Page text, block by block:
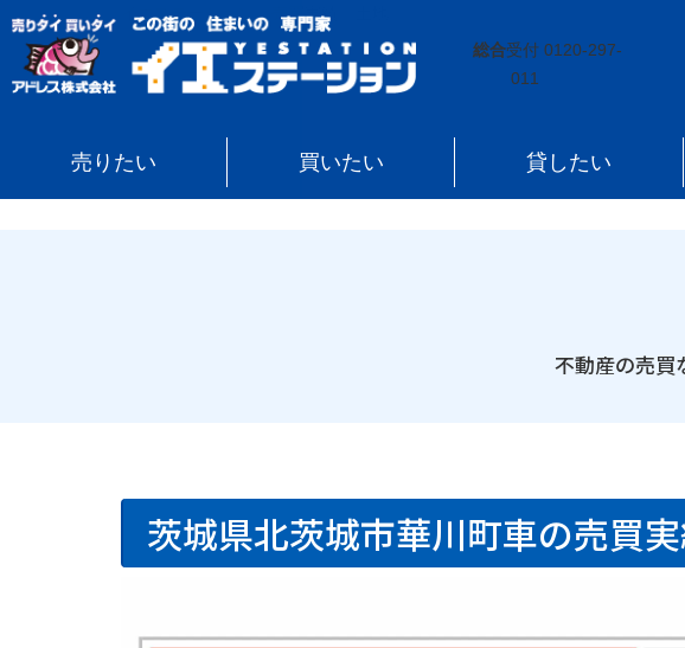
総合受付 0120-297-
011
売りたい 買いたい 貸したい
イエステーション » 売買実績
不動産の売買
茨城県北茨城市華川町車の売買